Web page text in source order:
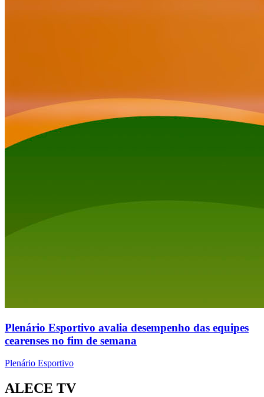
Plenário Esportivo avalia desempenho das equipes
cearenses no fim de semana
Plenário Esportivo
ALECE TV